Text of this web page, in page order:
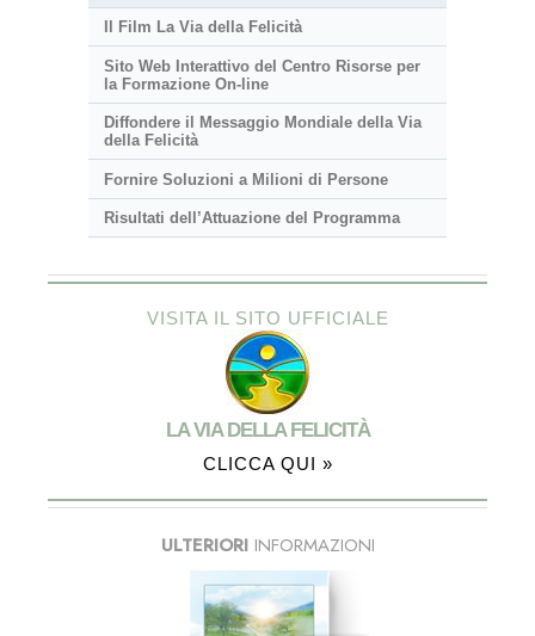
Il Film La Via della Felicità
Sito Web Interattivo del Centro Risorse per
la Formazione On-line
Diffondere il Messaggio Mondiale della Via
della Felicità
Fornire Soluzioni a Milioni di Persone
Risultati dell’Attuazione del Programma
VISITA IL SITO UFFICIALE
LA VIA DELLA FELICITÀ
CLICCA QUI »
ULTERIORIINFORMAZIONI